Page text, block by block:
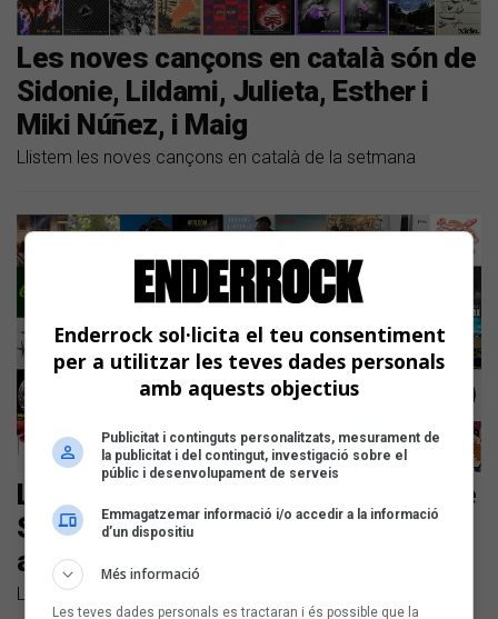
Les noves cançons en català són de
Sidonie, Lildami, Julieta, Esther i
Miki Núñez, i Maig
Llistem les noves cançons en català de la setmana
Les noves cançons en català són de
Suu, Mama Dousha, Maria Jaume
amb Fades, Anna Andreu i Sexenni
Llistem les noves cançons en català de la setmana
Enderrock sol·licita el teu consentiment
per a utilitzar les teves dades personals
amb aquests objectius
Publicitat i continguts personalitzats, mesurament de
la publicitat i del contingut, investigació sobre el
públic i desenvolupament de serveis
Emmagatzemar informació i/o accedir a la informació
d’un dispositiu
Més informació
Les teves dades personals es tractaran i és possible que la